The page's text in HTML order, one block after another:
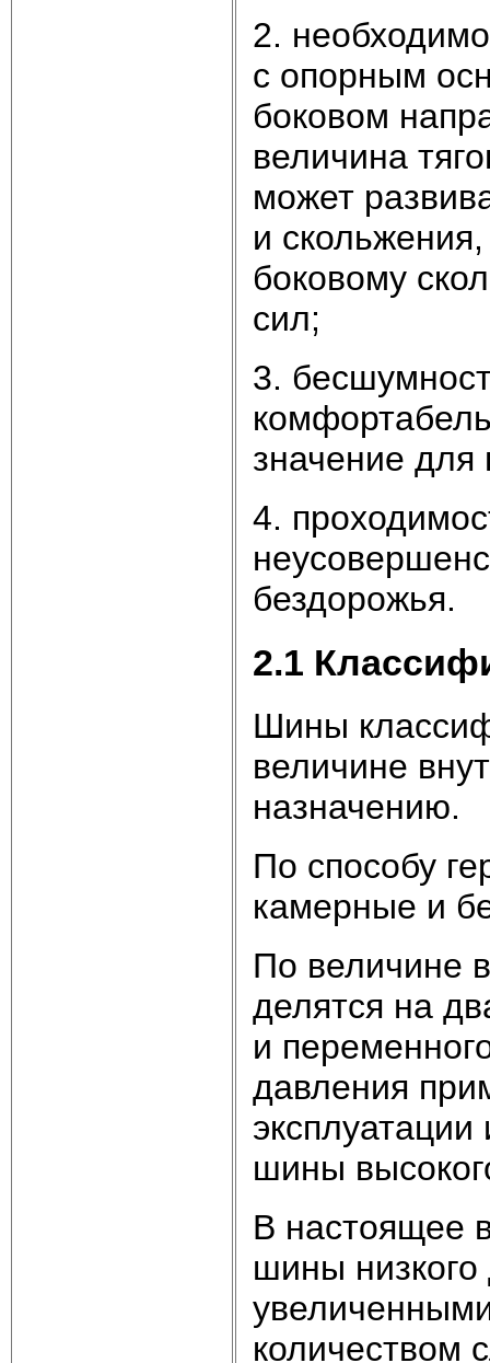
2.
с опорным
боковом
величина
может
и
боковому
сил;
3.
значение для
4.
бездорожья.
2.1
Шины
величине
назначению.
По способу
камерные и
По величине
делятся на
и
давления
шины
В настоящее
шины
количеством